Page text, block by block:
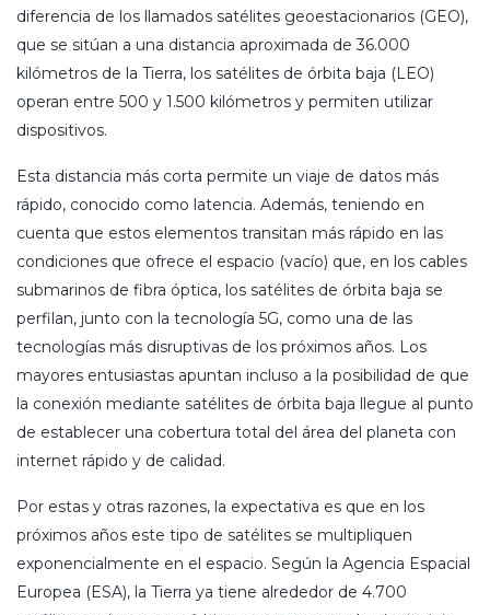
diferencia de los llamados satélites geoestacionarios (GEO),
que se sitúan a una distancia aproximada de 36.000
kilómetros de la Tierra, los satélites de órbita baja (LEO)
operan entre 500 y 1.500 kilómetros y permiten utilizar
dispositivos.
Esta distancia más corta permite un viaje de datos más
rápido, conocido como latencia. Además, teniendo en
cuenta que estos elementos transitan más rápido en las
condiciones que ofrece el espacio (vacío) que, en los cables
submarinos de fibra óptica, los satélites de órbita baja se
perfilan, junto con la tecnología 5G, como una de las
tecnologías más disruptivas de los próximos años. Los
mayores entusiastas apuntan incluso a la posibilidad de que
la conexión mediante satélites de órbita baja llegue al punto
de establecer una cobertura total del área del planeta con
internet rápido y de calidad.
Por estas y otras razones, la expectativa es que en los
próximos años este tipo de satélites se multipliquen
exponencialmente en el espacio. Según la Agencia Espacial
Europea (ESA), la Tierra ya tiene alrededor de 4.700